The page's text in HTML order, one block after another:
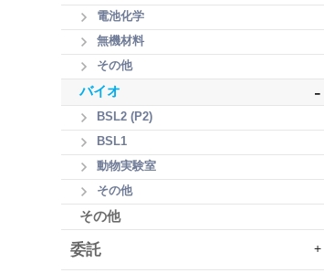
電池化学
無機材料
その他
バイオ -
BSL2 (P2)
BSL1
動物実験室
その他
その他
委託 +